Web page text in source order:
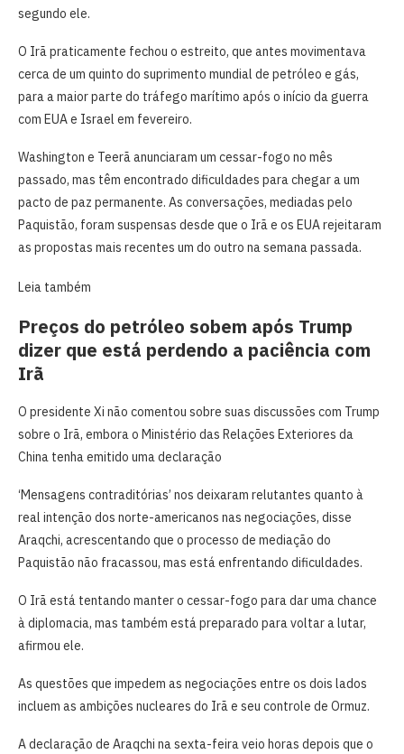
segundo ele.
O Irã praticamente fechou o estreito, que antes movimentava
cerca de um ​quinto do suprimento mundial de petróleo e gás,
para a maior parte do tráfego marítimo após o ​início da guerra
com EUA e Israel em fevereiro.
Washington e Teerã anunciaram um cessar-fogo no mês
passado, mas têm encontrado dificuldades para chegar a um
pacto de paz permanente. As conversações, mediadas pelo
Paquistão, ‌foram suspensas desde que o Irã ​e os EUA rejeitaram
as propostas mais recentes um do outro na semana passada.
Leia também
Preços do petróleo sobem após Trump
dizer que está perdendo a paciência com
Irã
O presidente Xi não comentou sobre suas discussões com Trump
sobre o Irã, embora o Ministério das Relações Exteriores da
China tenha emitido uma declaração
‘Mensagens contraditórias’ nos deixaram relutantes quanto à
real intenção ⁠dos norte-americanos ​nas negociações, disse ​
Araqchi, acrescentando que o processo de mediação do
Paquistão não fracassou, mas ⁠está enfrentando dificuldades.
O Irã está ​tentando manter o cessar-fogo para dar uma chance
à diplomacia, mas também está preparado para voltar a lutar,
afirmou ​ele.
As questões que impedem as negociações entre os dois lados
incluem as ambições nucleares do ​Irã e seu ⁠controle de Ormuz.
A declaração de Araqchi na sexta-feira veio horas depois que ⁠o